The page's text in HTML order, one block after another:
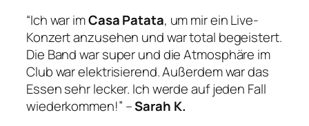
“Ich war imCasa Patata, um mir ein Live-
Konzert anzusehen und war total begeistert.
Die Band war super und die Atmosphäre im
Club war elektrisierend. Außerdem war das
Essen sehr lecker. Ich werde auf jeden Fall
wiederkommen!” –Sarah K.